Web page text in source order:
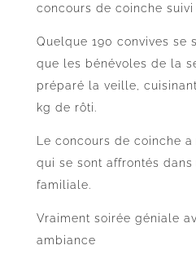
concours de coinche suivi
Quelque 190 convives se
que les bénévoles de la
préparé la veille,
kg de rôti.
Le concours de coinche
qui se sont affrontés
familiale.
Vraiment soirée géniale
ambiance